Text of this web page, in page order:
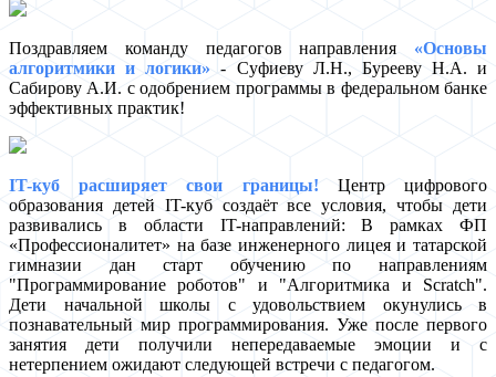
Поздравляем команду педагогов направления «Основы
алгоритмики и логики» - Суфиеву Л.Н., Бурееву Н.А. и
Сабирову А.И. с одобрением программы в федеральном банке
эффективных практик!
IT-куб расширяет свои границы! Центр цифрового
образования детей IT-куб создаёт все условия, чтобы дети
развивались в области IT-направлений: В рамках ФП
«Профессионалитет» на базе инженерного лицея и татарской
гимназии дан старт обучению по направлениям
"Программирование роботов" и "Алгоритмика и Scratch".
Дети начальной школы с удовольствием окунулись в
познавательный мир программирования. Уже после первого
занятия дети получили непередаваемые эмоции и с
нетерпением ожидают следующей встречи с педагогом.